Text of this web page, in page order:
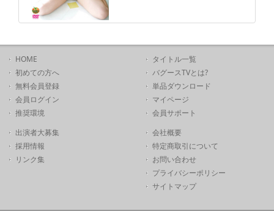
HOME
初めての方へ
無料会員登録
会員ログイン
推奨環境
タイトル一覧
バグースTVとは?
単品ダウンロード
マイページ
会員サポート
出演者大募集
採用情報
リンク集
会社概要
特定商取引について
お問い合わせ
プライバシーポリシー
サイトマップ